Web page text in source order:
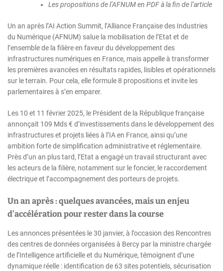
Les propositions de l’AFNUM en PDF à la fin de l’article
Un an après l’AI Action Summit, l’Alliance Française des Industries
du Numérique (AFNUM) salue la mobilisation de l’Etat et de
l’ensemble de la filière en faveur du développement des
infrastructures numériques en France, mais appelle à transformer
les premières avancées en résultats rapides, lisibles et opérationnels
sur le terrain. Pour cela, elle formule 8 propositions et invite les
parlementaires à s’en emparer.
Les 10 et 11 février 2025, le Président de la République française
annonçait 109 Mds € d’investissements dans le développement des
infrastructures et projets liées à l’IA en France, ainsi qu’une
ambition forte de simplification administrative et réglementaire.
Près d’un an plus tard, l’Etat a engagé un travail structurant avec
les acteurs de la filière, notamment sur le foncier, le raccordement
électrique et l’accompagnement des porteurs de projets.
Un an après : quelques avancées, mais un enjeu
d’accélération pour rester dans la course
Les annonces présentées le 30 janvier, à l’occasion des Rencontres
des centres de données organisées à Bercy par la ministre chargée
de l’Intelligence artificielle et du Numérique, témoignent d’une
dynamique réelle : identification de 63 sites potentiels, sécurisation